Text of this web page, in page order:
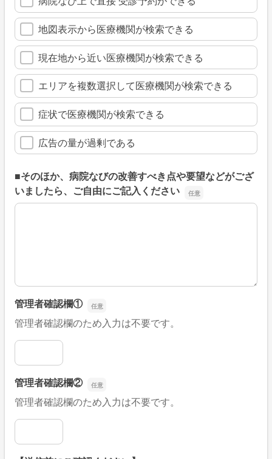
地図表示から医療機関が検索できる
現在地から近い医療機関が検索できる
エリアを複数選択して医療機関が検索できる
症状で医療機関が検索できる
広告の量が過剰である
■そのほか、病院なびの改善すべき点や要望などがござ
いましたら、ご自由にご記入ください
■そのほか、病院なびの改善すべき点や要望などがござい
管理者確認欄①
管理者確認欄のため入力は不要です。
管理者確認欄①
管理者確認欄②
管理者確認欄のため入力は不要です。
管理者確認欄②